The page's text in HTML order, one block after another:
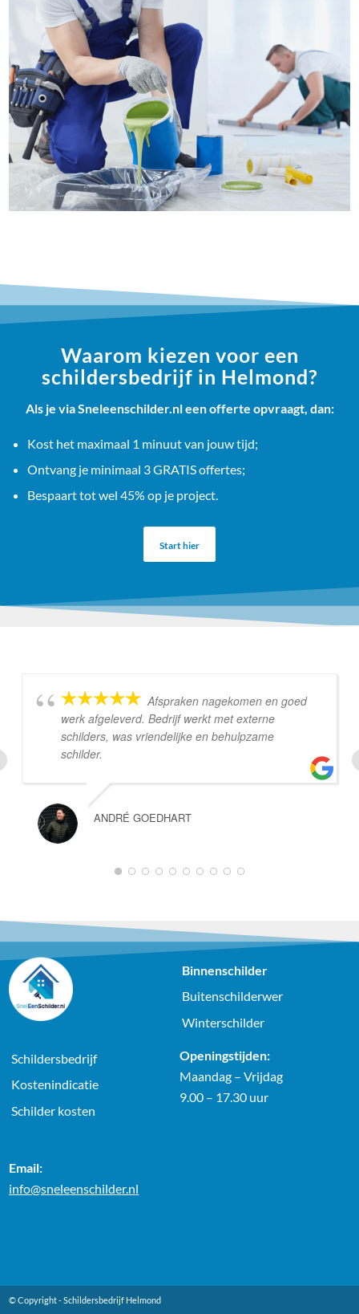
Waarom kiezen voor een
schildersbedrijf in Helmond?
Als je via Sneleenschilder.nl een offerte opvraagt, dan:
Kost het maximaal 1 minuut van jouw tijd;
Ontvang je minimaal 3 GRATIS offertes;
Bespaart tot wel 45% op je project.
Start hier
Afspraken nagekomen en goed
werk afgeleverd. Bedrijf werkt met externe
schilders, was vriendelijke en behulpzame
schilder.
ANDRÉ GOEDHART
1 2 3 4 5 6 7 8 9 10
Binnenschilder
Buitenschilderwer
Winterschilder
Schildersbedrijf
Kostenindicatie
Schilder kosten
Openingstijden:
Maandag – Vrijdag
9.00 – 17.30 uur
Email:
info@sneleenschilder.nl
© Copyright -Schildersbedrijf Helmond